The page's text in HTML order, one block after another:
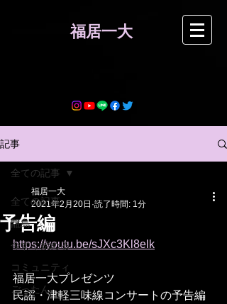
​福居一大
記事
全ての記事
甑島
今すぐ始める
コミュニティ
ごったん
全ての記事
予告編
福居一大
2021年2月20日 読了時間: 1分
https://youtu.be/sJXc3Kl8elk
福居一大プレゼンツ
民謡・津軽三味線コンサートの予告編